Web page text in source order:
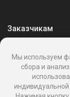
Заказчикам
Написать поставщику
Реквизиты
Мы используем
сбора и